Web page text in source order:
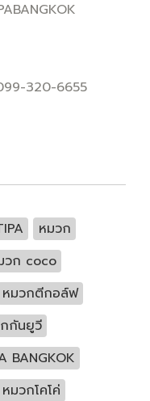
320-6655
หมวก
วก coco
หมวกตีกอล์ฟ
กันยูวี
BANGKOK
หมวกโคโค่